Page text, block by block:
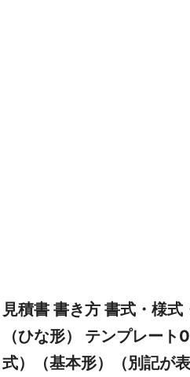
見積書 書き方 書式・様
（ひな形） テンプレー
式）（基本形）（別記が